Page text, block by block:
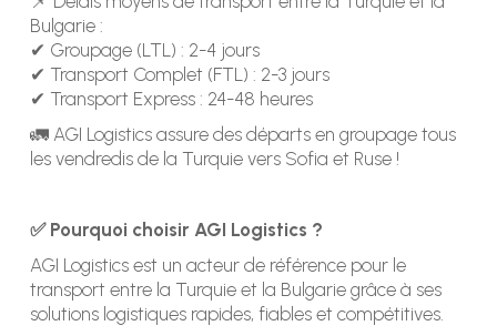
Bulgarie :
✔ Groupage (LTL) : 2-4 jours
✔ Transport Complet (FTL) : 2-3 jours
✔ Transport Express : 24-48 heures
🚛 AGI Logistics assure des départs en groupage tous
les vendredis de la Turquie vers Sofia et Ruse !
✅ Pourquoi choisir AGI Logistics ?
AGI Logistics est un acteur de référence pour le
transport entre la Turquie et la Bulgarie grâce à ses
solutions logistiques rapides, fiables et compétitives.